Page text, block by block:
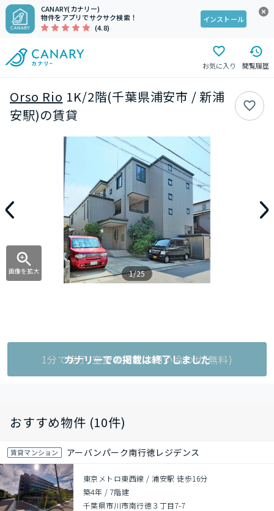
CANARY(カナリー)
物件をアプリでサクサク検索！
(4.8)
インストール
お気に入り 閲覧履歴
Orso Rio 1K/2階(千葉県浦安市 / 新浦
安駅)の賃貸
画像を拡大 1/25
1分で完了!空室状況をお問い合わせ(無料)
カナリーでの掲載は終了しました
おすすめ物件 (10件)
賃貸マンション アーバンパーク南行徳レジデンス
東京メトロ東西線 / 浦安駅 徒歩16分
築4年 / 7階建
千葉県市川市南行徳３丁目7-7